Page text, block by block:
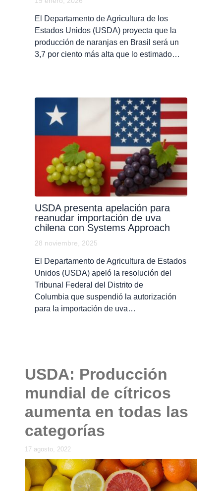
El Departamento de Agricultura de los
Estados Unidos (USDA) proyecta que la
producción de naranjas en Brasil será un
3,7 por ciento más alta que lo estimado…
USDA presenta apelación para
reanudar importación de uva
chilena con Systems Approach
28 noviembre, 2025
El Departamento de Agricultura de Estados
Unidos (USDA) apeló la resolución del
Tribunal Federal del Distrito de
Columbia que suspendió la autorización
para la importación de uva…
USDA: Producción
mundial de cítricos
aumenta en todas las
categorías
17 agosto, 2022